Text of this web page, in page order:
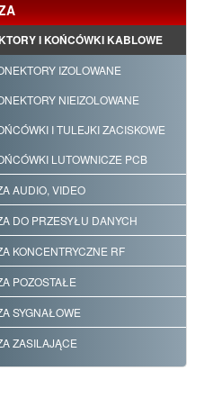
I KOŃCÓWKI KABLOWE
IZOLOWANE
NIEIZOLOWANE
I TULEJKI ZACISKOWE
LUTOWNICZE PCB
AUDIO, VIDEO
DO PRZESYŁU DANYCH
KONCENTRYCZNE RF
POZOSTAŁE
SYGNAŁOWE
ZASILAJĄCE